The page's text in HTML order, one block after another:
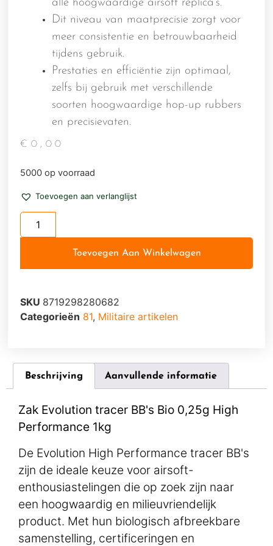
alle hoogwaardige airsoft replica's.
Dit niveau van maatprecisie zorgt voor
meer consistentie en betrouwbaarheid
tijdens gebruik.
Prestaties en efficiëntie zijn optimaal,
zelfs bij gebruik met verschillende
soorten hoogwaardige hop-up rubbers
en precisievaten.
€ 0,00
5000 op voorraad
Toevoegen aan verlanglijst
Toevoegen Aan Winkelwagen
SKU 8719298280682
Categorieën 81, Militaire artikelen
Beschrijving Aanvullende informatie
Zak Evolution tracer BB's Bio 0,25g High
Performance 1kg
De Evolution High Performance tracer BB's
zijn de ideale keuze voor airsoft-
enthousiastelingen die op zoek zijn naar
een hoogwaardig en milieuvriendelijk
product. Met hun biologisch afbreekbare
samenstelling, certificeringen en